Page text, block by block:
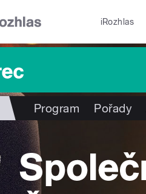
iRozhlas
Program Pořady